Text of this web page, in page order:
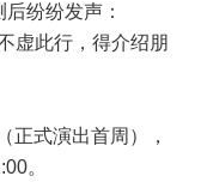
纷纷发声：
虚此行，得介绍朋
正式演出首周），
。